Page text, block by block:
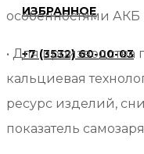
ИЗБРАННОЕ
+7 (3532) 60-00-03
особенностями АКБ
• Для производства
кальциевая
ресурс изделий,
показатель